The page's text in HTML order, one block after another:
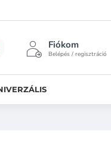
Fiókom
Belépés / regisztráció